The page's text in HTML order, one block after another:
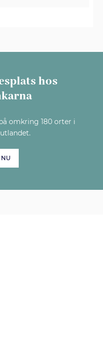
hos
omkring 180 orter i
NU